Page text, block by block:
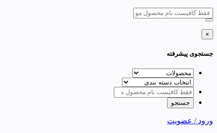
×
جستجوی پیشرفته
ورود / عضویت